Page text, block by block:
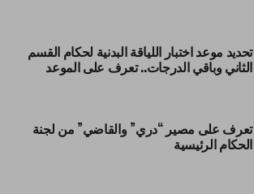
تحديد موعد اختبار اللياقة البدنية لحكام القسم
الثاني وباقي الدرجات.. تعرف على الموعد
تعرف على مصير “دري” والقاضي” من لجنة
الحكام الرئيسية